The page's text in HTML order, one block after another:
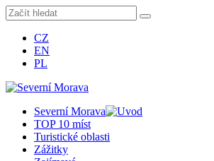
CZ
EN
PL
Severní Morava
TOP 10 míst
Turistické oblasti
Zážitky